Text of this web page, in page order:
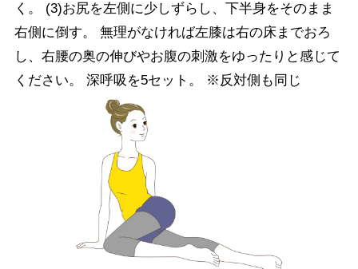
く。 (3)お尻を左側に少しずらし、下半身をそのまま
右側に倒す。 無理がなければ左膝は右の床までおろ
し、右腰の奥の伸びやお腹の刺激をゆったりと感じて
ください。 深呼吸を5セット。 ※反対側も同じ